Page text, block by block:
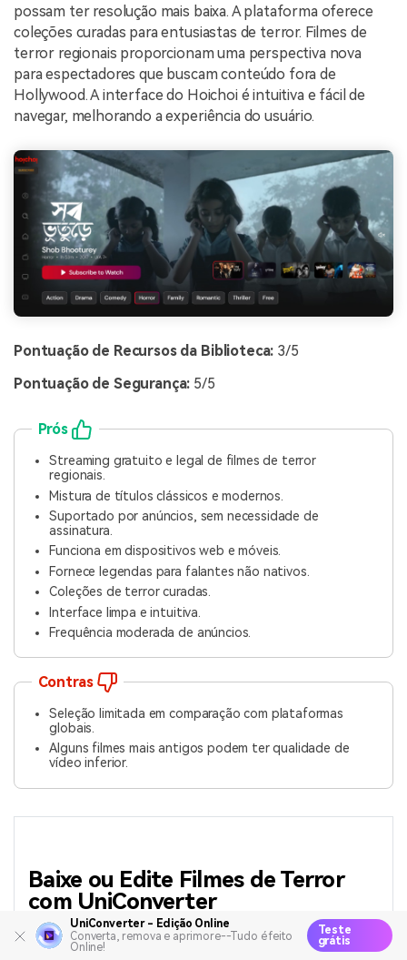
possam ter resolução mais baixa. A plataforma oferece
coleções curadas para entusiastas de terror. Filmes de
terror regionais proporcionam uma perspectiva nova
para espectadores que buscam conteúdo fora de
Hollywood. A interface do Hoichoi é intuitiva e fácil de
navegar, melhorando a experiência do usuário.
Pontuação de Recursos da Biblioteca: 3/5
Pontuação de Segurança: 5/5
Prós
Streaming gratuito e legal de filmes de terror
regionais.
Mistura de títulos clássicos e modernos.
Suportado por anúncios, sem necessidade de
assinatura.
Funciona em dispositivos web e móveis.
Fornece legendas para falantes não nativos.
Coleções de terror curadas.
Interface limpa e intuitiva.
Frequência moderada de anúncios.
Contras
Seleção limitada em comparação com plataformas
globais.
Alguns filmes mais antigos podem ter qualidade de
vídeo inferior.
Baixe ou Edite Filmes de Terror
com UniConverter
Ama filmes de terror mas tem dificuldades com o
idioma ou acesso?
UniConverter - Edição Online
Converta, remova e aprimore--Tudo é feito
Online!
Teste
grátis